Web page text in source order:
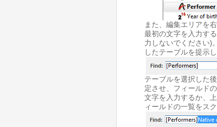
また、編集エリアを
最初の文字を入力す
力しないでください)
したテーブルを提示
テーブルを選択した
定させ、フィールド
文字を入力するか、
ィールドの一覧をス